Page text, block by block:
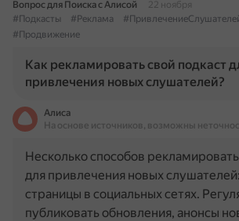
Вопрос для Поиска с Алисой
22 ноября
#Подкасты
#Реклама
#Продвижение
Как рекламировать свой подкаст
привлечения новых слушателей?
Алиса
На основе источников, возможны
Несколько способов
для привлечения новых
страницы в социальных сетях.
публиковать обновления, анонсы